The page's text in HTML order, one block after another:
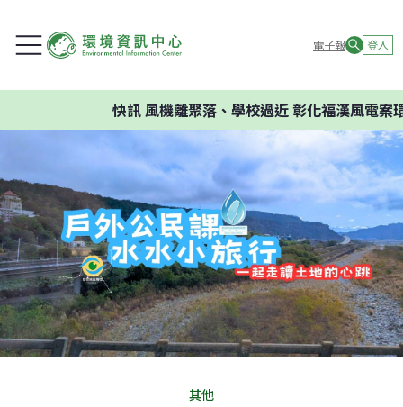
電子報 登入
快訊風機離聚落、學校過近 彰化福漢風電案環
其他